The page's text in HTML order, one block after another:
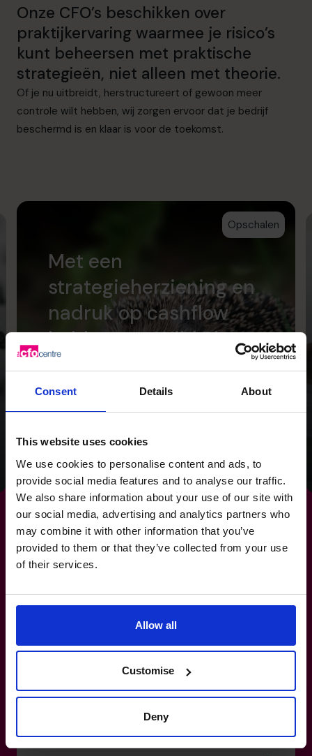
Consent Details About
This website uses cookies
We use cookies to personalise content and ads, to
provide social media features and to analyse our traffic.
We also share information about your use of our site with
our social media, advertising and analytics partners who
may combine it with other information that you’ve
provided to them or that they’ve collected from your use
of their services.
Allow all
Customise
Deny
Onze CFO’s beschikken over
praktijkervaring waarmee je risico’s
kunt beheersen met praktische
strategieën, niet alleen met theorie.
Of je nu uitbreidt, herstructureert of gewoon meer
controle wilt hebben, wij zorgen ervoor dat je bedrijf
beschermd is en klaar is voor de toekomst.
Opschalen
Met een
strategieherziening en
nadruk op cashflow
hebben we Wild Planet
Trust een heldere
focus voor de toekomst
gegeven.
Maak van
risicomanagementeen
kracht, en geen stressfactor.
Bestrijken jullie CFO’s specifieke sectoren
of bedrijfsgroottes?